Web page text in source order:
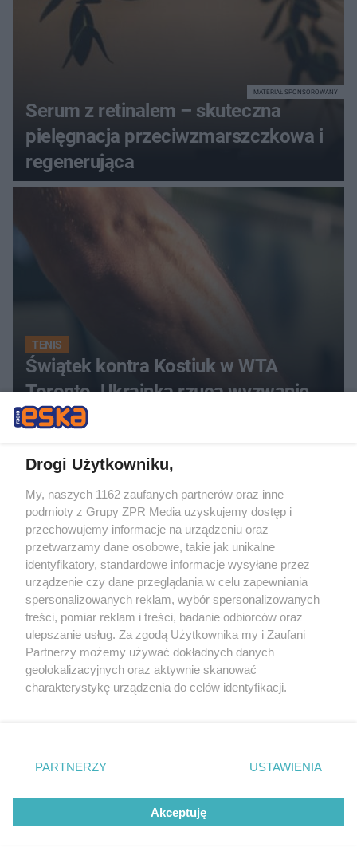
Serum z retinalem – skuteczna
pielęgnacja przeciwzmarszczkowa i
regenerująca
MATERIAŁ SPONSOROWANY
TENIS
Świątek kontra Kostiuk w WTA
Toronto. Ukrainka rzuca wyzwanie
Polce
LEAGUES CUP
Bramkarz Necaxy przechytrzył
Roberta Lewandowskiego. W sieci
krąży wideo z tego pojedynku
Drogi Użytkowniku,
My, naszych 1162 zaufanych partnerów oraz inne
podmioty z Grupy ZPR Media uzyskujemy dostęp i
przechowujemy informacje na urządzeniu oraz
przetwarzamy dane osobowe, takie jak unikalne
identyfikatory, standardowe informacje wysyłane przez
urządzenie czy dane przeglądania w celu zapewniania
spersonalizowanych reklam, wybór spersonalizowanych
treści, pomiar reklam i treści, badanie odbiorców oraz
ulepszanie usług. Za zgodą Użytkownika my i Zaufani
Partnerzy możemy używać dokładnych danych
geolokalizacyjnych oraz aktywnie skanować
charakterystykę urządzenia do celów identyfikacji.
zmienić/wycofać klikając przycisk ustawień prywatności
znajdujący się w lewym dolnym rogu strony
rodzaje przetwarzania danych nie wymagają zgody
użytkownika, ale masz prawo sprzeciwić się takiemu
przetwarzaniu. Preferencje będą miały zastosowanie tylko
PARTNERZY USTAWIENIA
Akceptuję